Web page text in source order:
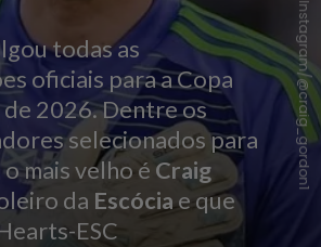
todas as
oficiais para a Copa
2026. Dentre os
selecionados para
mais velho é Craig
da Escóciae que
ESC
Instagram/@craig_gordon1